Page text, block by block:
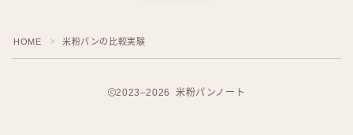
HOME ＞ 米粉パンの比較実験
2023–2026 米粉パンノート